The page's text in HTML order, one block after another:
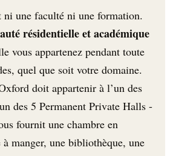
ni une faculté ni une formation.
résidentielle et académique
vous appartenez pendant toute
quel que soit votre domaine.
doit appartenir à l’un des
des 5 Permanent Private Halls -
fournit une chambre en
manger, une bibliothèque, une